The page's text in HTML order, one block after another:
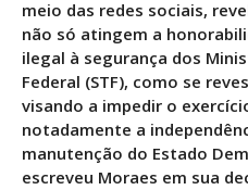
meio das redes sociais,
não só atingem a
ilegal à segurança dos
Federal (STF), como se
visando a impedir o
notadamente a
manutenção do Estado
escreveu Moraes em sua